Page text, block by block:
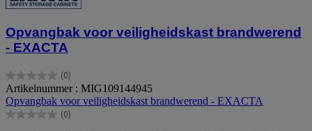
Opvangbak voor veiligheidskast brandwerend
- EXACTA
(0)
0.0
van
de
5
Artikelnummer : MIG109144945
Opvangbak voor veiligheidskast brandwerend - EXACTA
(0)
0.0